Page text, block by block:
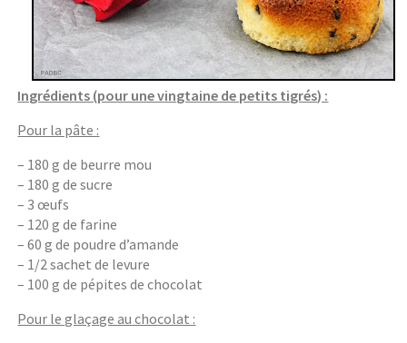
Ingrédients (pour une vingtaine de petits tigrés) :
Pour la pâte :
– 180 g de beurre mou
– 180 g de sucre
– 3 œufs
– 120 g de farine
– 60 g de poudre d’amande
– 1/2 sachet de levure
– 100 g de pépites de chocolat
Pour le glaçage au chocolat :